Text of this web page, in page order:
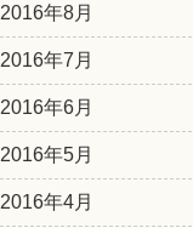
2016年8月
2016年7月
2016年6月
2016年5月
2016年4月